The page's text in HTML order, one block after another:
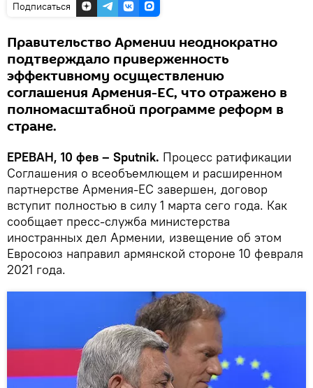
Подписаться
Правительство Армении неоднократно
подтверждало приверженность
эффективному осуществлению
соглашения Армения-ЕС, что отражено в
полномасштабной программе реформ в
стране.
ЕРЕВАН, 10 фев – Sputnik. Процесс ратификации
Соглашения о всеобъемлющем и расширенном
партнерстве Армения-ЕС завершен, договор
вступит полностью в силу 1 марта сего года. Как
сообщает пресс-служба министерства
иностранных дел Армении, извещение об этом
Евросоюз направил армянской стороне 10 февраля
2021 года.